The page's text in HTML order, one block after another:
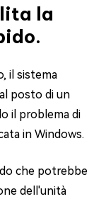
la
il sistema
posto di un
il problema di
in Windows.
che potrebbe
dell'unità